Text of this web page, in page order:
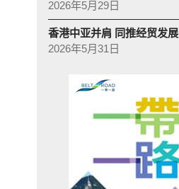
2026年5月29日
香港中亚并肩 同推经贸发展
2026年5月31日